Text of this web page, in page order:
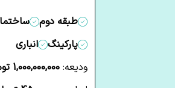
طبقه دوم
پارکینگ
انباری
ودیعه: 1,000,000,000 تومان